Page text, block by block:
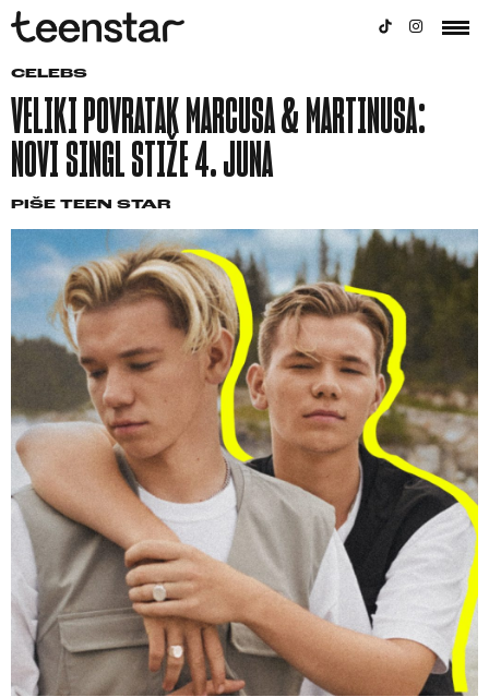
CELEBS
VELIKI POVRATAK MARCUSA & MARTINUSA:
NOVI SINGL STIŽE 4. JUNA
PIŠE TEEN STAR